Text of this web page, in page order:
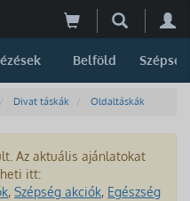
Belföld Szépség
Divat táskák Oldaltáskák
Az aktuális ajánlatokat
itt:
, Szépség akciók, Egészség